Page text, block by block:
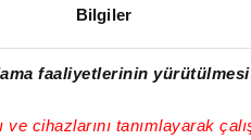
Bilgiler
faaliyetlerinin yürütülmesi
ve cihazlarını tanımlayarak